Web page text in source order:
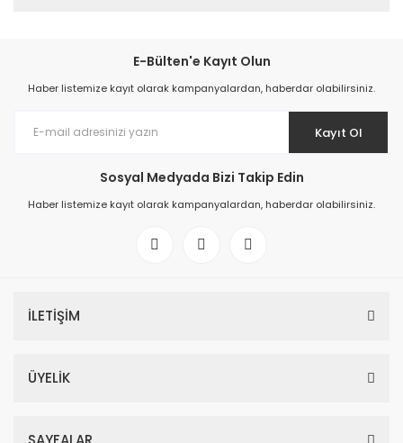
E-Bülten'e Kayıt Olun
Haber listemize kayıt olarak kampanyalardan, haberdar olabilirsiniz.
Kayıt Ol
Sosyal Medyada Bizi Takip Edin
Haber listemize kayıt olarak kampanyalardan, haberdar olabilirsiniz.
İLETİŞİM
ÜYELİK